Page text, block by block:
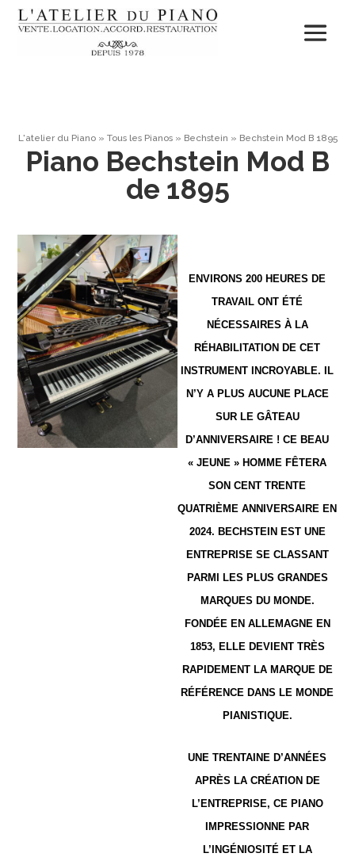
L'atelier du Piano» Tous les Pianos» Bechstein » Bechstein Mod B 1895
Piano Bechstein Mod B
de 1895
ENVIRONS 200 HEURES DE
TRAVAIL ONT ÉTÉ
NÉCESSAIRES À LA
RÉHABILITATION DE CET
INSTRUMENT INCROYABLE. IL
N’Y A PLUS AUCUNE PLACE
SUR LE GÂTEAU
D’ANNIVERSAIRE ! CE BEAU
« JEUNE » HOMME FÊTERA
SON CENT TRENTE
QUATRIÈME ANNIVERSAIRE EN
2024. BECHSTEIN EST UNE
ENTREPRISE SE CLASSANT
PARMI LES PLUS GRANDES
MARQUES DU MONDE.
FONDÉE EN ALLEMAGNE EN
1853, ELLE DEVIENT TRÈS
RAPIDEMENT LA MARQUE DE
RÉFÉRENCE DANS LE MONDE
PIANISTIQUE.
UNE TRENTAINE D’ANNÉES
APRÈS LA CRÉATION DE
L’ENTREPRISE, CE PIANO
IMPRESSIONNE PAR
L’INGÉNIOSITÉ ET LA